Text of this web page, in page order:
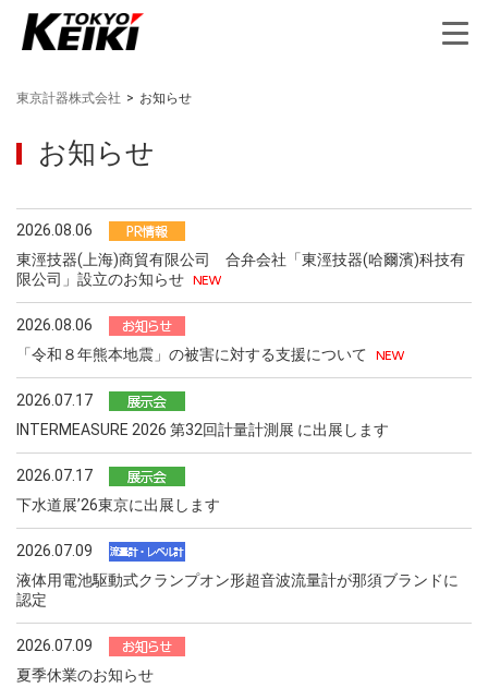
東京計器株式会社 > お知らせ
お知らせ
2026.08.06
東涇技器(上海)商貿有限公司 合弁会社「東涇技器(哈爾濱)科技有
限公司」設立のお知らせ
2026.08.06
「令和８年熊本地震」の被害に対する支援について
2026.07.17
INTERMEASURE 2026 第32回計量計測展 に出展します
2026.07.17
下水道展ʼ26東京に出展します
2026.07.09
液体用電池駆動式クランプオン形超音波流量計が那須ブランドに
認定
2026.07.09
夏季休業のお知らせ